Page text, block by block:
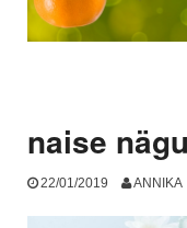
naise
22/01/2019 ANNIKA